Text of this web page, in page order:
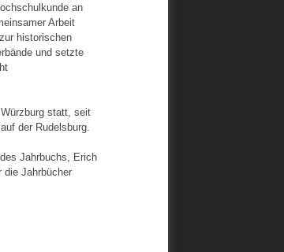
an
Arbeit
historischen
und setzte
statt, seit
der Rudelsburg.
Jahrbuchs, Erich
die Jahrbücher